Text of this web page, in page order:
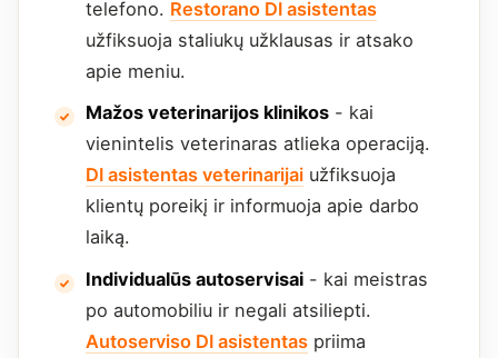
telefono. Restorano DI asistentas
užfiksuoja staliukų užklausas ir atsako
apie meniu.
Mažos veterinarijos klinikos - kai
vienintelis veterinaras atlieka operaciją.
DI asistentas veterinarijai užfiksuoja
klientų poreikį ir informuoja apie darbo
laiką.
Individualūs autoservisai - kai meistras
po automobiliu ir negali atsiliepti.
Autoserviso DI asistentas priima